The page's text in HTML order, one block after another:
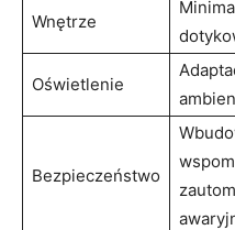
Wnętrze
Oświetlenie
Bezpieczeństwo